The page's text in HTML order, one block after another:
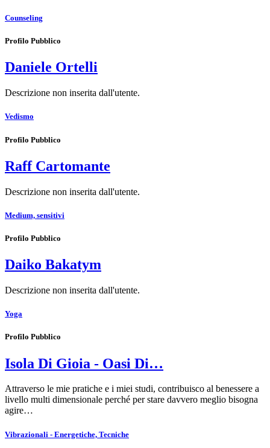
Counseling
Profilo Pubblico
Daniele Ortelli
Descrizione non inserita dall'utente.
Vedismo
Profilo Pubblico
Raff Cartomante
Descrizione non inserita dall'utente.
Medium, sensitivi
Profilo Pubblico
Daiko Bakatym
Descrizione non inserita dall'utente.
Yoga
Profilo Pubblico
Isola Di Gioia - Oasi Di…
Attraverso le mie pratiche e i miei studi, contribuisco al benessere a
livello multi dimensionale perché per stare davvero meglio bisogna
agire…
Vibrazionali - Energetiche, Tecniche